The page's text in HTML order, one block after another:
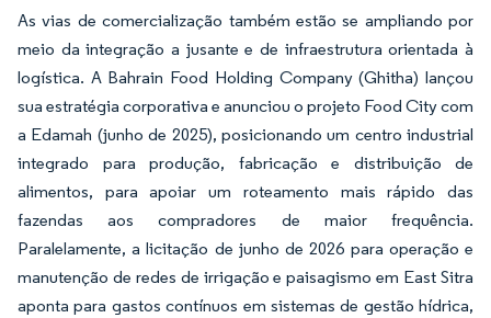
As vias de comercialização também estão se ampliando por
meio da integração a jusante e de infraestrutura orientada à
logística. A Bahrain Food Holding Company (Ghitha) lançou
sua estratégia corporativa e anunciou o projeto Food City com
a Edamah (junho de 2025), posicionando um centro industrial
integrado para produção, fabricação e distribuição de
alimentos, para apoiar um roteamento mais rápido das
fazendas aos compradores de maior frequência.
Paralelamente, a licitação de junho de 2026 para operação e
manutenção de redes de irrigação e paisagismo em East Sitra
aponta para gastos contínuos em sistemas de gestão hídrica,